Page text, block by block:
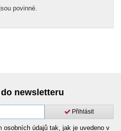
povinné.
newsletteru
Přihlásit
osobních údajů tak, jak je uvedeno v